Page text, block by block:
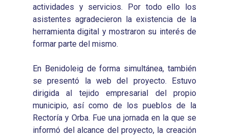
actividades y servicios. Por todo ello los
asistentes agradecieron la existencia de la
herramienta digital y mostraron su interés de
formar parte del mismo.
En Benidoleig de forma simultánea, también
se presentó la web del proyecto. Estuvo
dirigida al tejido empresarial del propio
municipio, así como de los pueblos de la
Rectoría y Orba. Fue una jornada en la que se
informó del alcance del proyecto, la creación
Inicio